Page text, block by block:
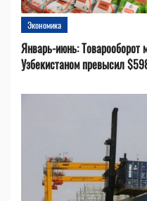
Экономика
Январь-июнь: Товарооборот
Узбекистаном превысил